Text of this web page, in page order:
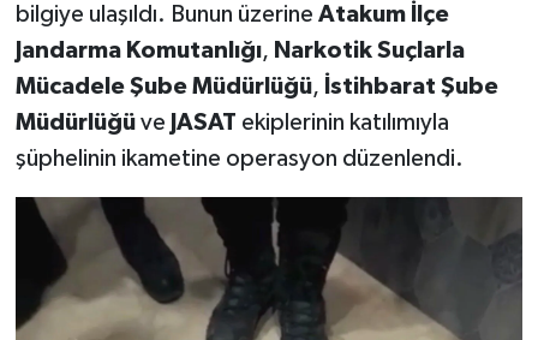
bilgiye ulaşıldı. Bunun üzerine Atakum İlçe
Jandarma Komutanlığı, Narkotik Suçlarla
Mücadele Şube Müdürlüğü, İstihbarat Şube
Müdürlüğüve JASAT ekiplerinin katılımıyla
şüphelinin ikametine operasyon düzenlendi.